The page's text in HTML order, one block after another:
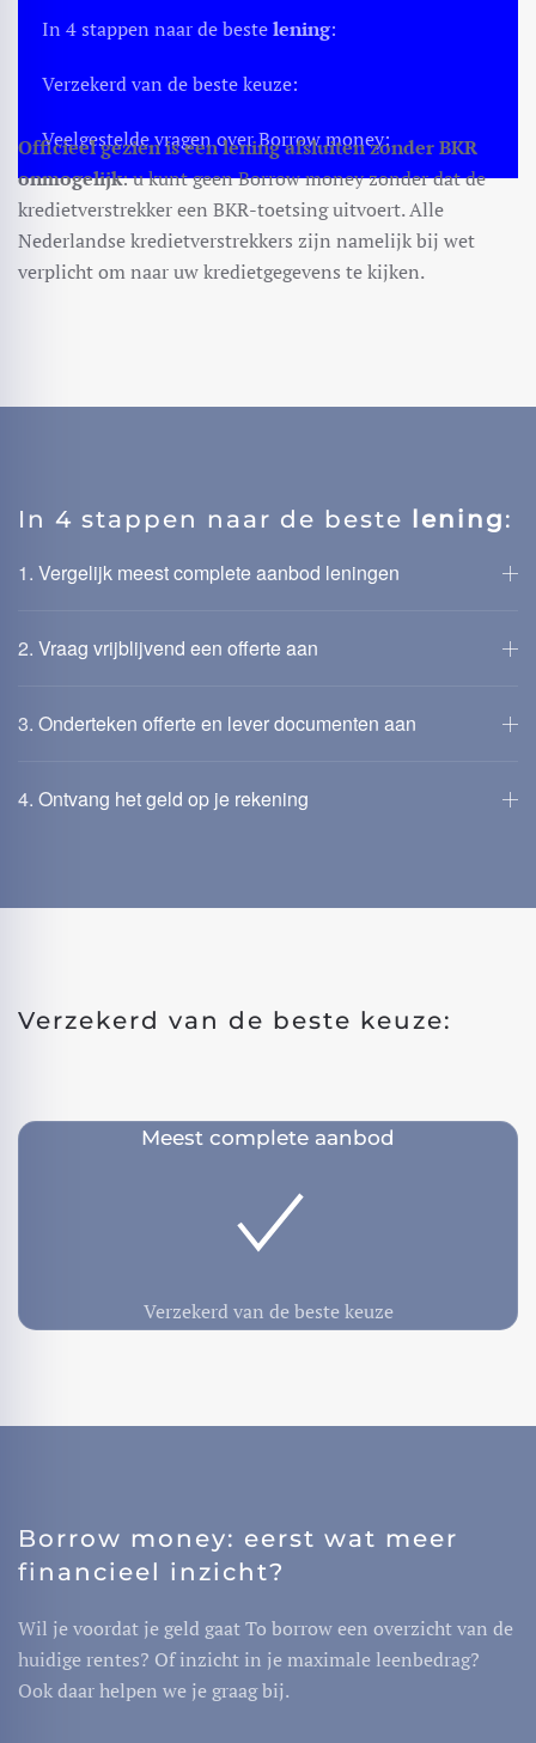
In 4 stappen naar de bestelening:
Verzekerdvan de beste keuze:
Veelgestelde vragen over Borrow money:
Borrow money without BKR?
Officieel gezien is een lening afsluiten zonder BKR
onmogelijk: u kunt geen Borrow money zonder dat de
kredietverstrekker een BKR-toetsing uitvoert. Alle
Nederlandse kredietverstrekkers zijn namelijk bij wet
verplicht om naar uw kredietgegevens te kijken.
In 4 stappen naar de beste lening:
1. Vergelijk meest complete aanbod leningen
2. Vraag vrijblijvend een offerte aan
3. Onderteken offerte en lever documenten aan
4. Ontvang het geld op je rekening
Verzekerd van de beste keuze:
Meest complete aanbod
Verzekerd van de beste keuze
Borrow money: eerst wat meer
financieel inzicht?
Wil je voordat je geld gaat To borrow een overzicht van de
huidige rentes? Of inzicht in je maximale leenbedrag?
Ook daar helpen we je graag bij.